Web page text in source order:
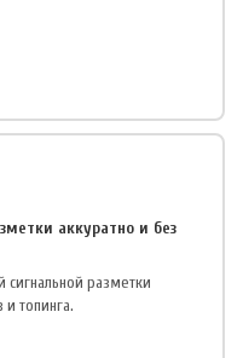
аккуратно и без
сигнальной разметки
топинга.